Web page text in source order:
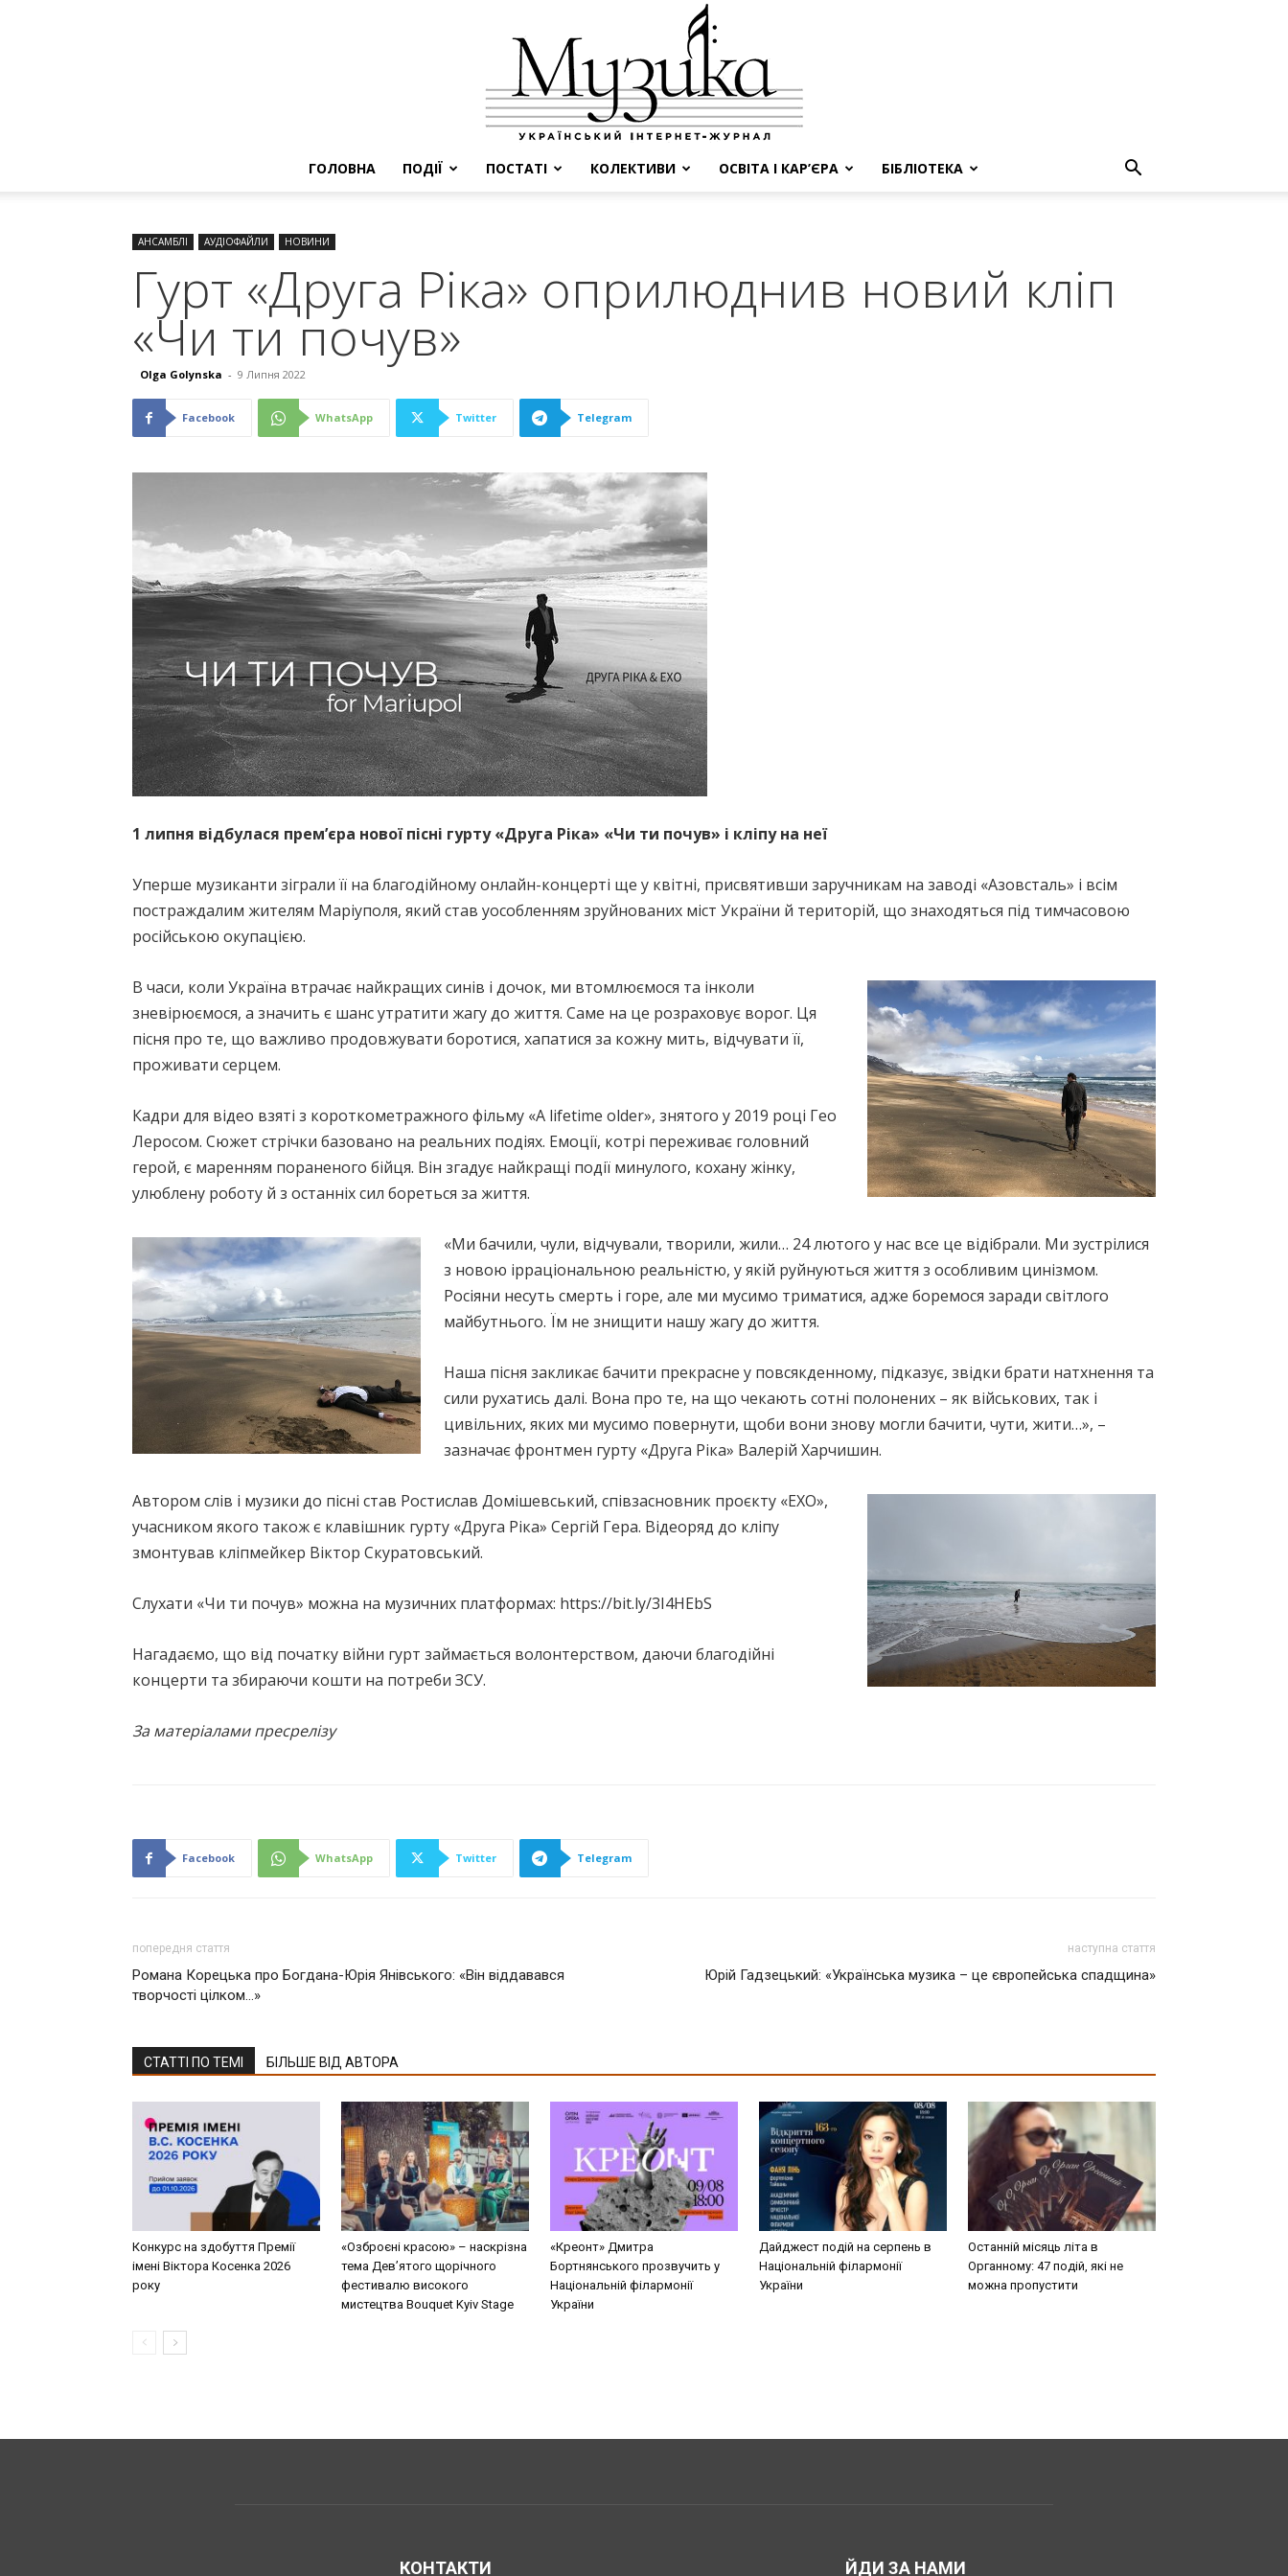
ГОЛОВНА ПОДІЇ ПОСТАТІ КОЛЕКТИВИ ОСВІТА І КАР’ЄРА БІБЛІОТЕКА
АНСАМБЛІ АУДІОФАЙЛИ НОВИНИ
Гурт «Друга Ріка» оприлюднив новий кліп
«Чи ти почув»
Olga Golynska - 9 Липня 2022
Facebook WhatsApp Twitter Telegram
1 липня відбулася прем’єра нової пісні гурту «Друга Ріка» «Чи ти почув» і кліпу на неї
Уперше музиканти зіграли її на благодійному онлайн-концерті ще у квітні, присвятивши заручникам на заводі «Азовсталь» і всім
постраждалим жителям Маріуполя, який став уособленням зруйнованих міст України й територій, що знаходяться під тимчасовою
російською окупацією.
В часи, коли Україна втрачає найкращих синів і дочок, ми втомлюємося та інколи
зневірюємося, а значить є шанс утратити жагу до життя. Саме на це розраховує ворог. Ця
пісня про те, що важливо продовжувати боротися, хапатися за кожну мить, відчувати її,
проживати серцем.
Кадри для відео взяті з короткометражного фільму «A lifetime older», знятого у 2019 році Гео
Леросом. Сюжет стрічки базовано на реальних подіях. Емоції, котрі переживає головний
герой, є маренням пораненого бійця. Він згадує найкращі події минулого, кохану жінку,
улюблену роботу й з останніх сил бореться за життя.
«Ми бачили, чули, відчували, творили, жили… 24 лютого у нас все це відібрали. Ми зустрілися
з новою ірраціональною реальністю, у якій руйнуються життя з особливим цинізмом.
Росіяни несуть смерть і горе, але ми мусимо триматися, адже боремося заради світлого
майбутнього. Їм не знищити нашу жагу до життя.
Наша пісня закликає бачити прекрасне у повсякденному, підказує, звідки брати натхнення та
сили рухатись далі. Вона про те, на що чекають сотні полонених – як військових, так і
цивільних, яких ми мусимо повернути, щоби вони знову могли бачити, чути, жити…», –
зазначає фронтмен гурту «Друга Ріка» Валерій Харчишин.
Автором слів і музики до пісні став Ростислав Домішевський, співзасновник проєкту «ЕХО»,
учасником якого також є клавішник гурту «Друга Ріка» Сергій Гера. Відеоряд до кліпу
змонтував кліпмейкер Віктор Скуратовський.
Слухати «Чи ти почув» можна на музичних платформах: https://bit.ly/3I4HEbS
Нагадаємо, що від початку війни гурт займається волонтерством, даючи благодійні
концерти та збираючи кошти на потреби ЗСУ.
За матеріалами пресрелізу
Facebook WhatsApp Twitter Telegram
попередня стаття
Романа Корецька про Богдана-Юрія Янівського: «Він віддавався
творчості цілком…»
наступна стаття
Юрій Гадзецький: «Українська музика – це європейська спадщина»
СТАТТІ ПО ТЕМІ БІЛЬШЕ ВІД АВТОРА
Конкурс на здобуття Премії
імені Віктора Косенка 2026
року
«Озброєні красою» – наскрізна
тема Дев’ятого щорічного
фестивалю високого
мистецтва Bouquet Kyiv Stage
«Креонт» Дмитра
Бортнянського прозвучить у
Національній філармонії
України
Дайджест подій на серпень в
Національній філармонії
України
Останній місяць літа в
Органному: 47 подій, які не
можна пропустити
КОНТАКТИ ЙДИ ЗА НАМИ